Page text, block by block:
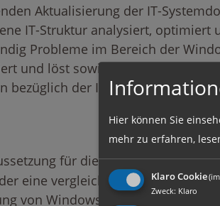
Aktualisierung der IT-
IT-Struktur analysiert, optimiert
Probleme im Bereich der
und löst sowie den
bezüglich der IT beratend zur Seite
für diese Stelle ist eine
eine vergleichbare Qualifikation,
von Windows-Servern und
Hier können Sie
mehr zu erfahren,
Klaro Cookie
Zweck: Klaro